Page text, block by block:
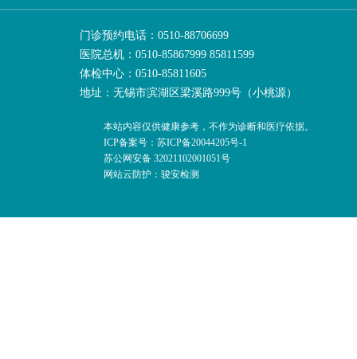
门诊预约电话：0510-88706699
医院总机：0510-85867999 85811599
体检中心：0510-85811605
地址：无锡市滨湖区梁溪路999号（小桃源）
本站内容仅供健康参考，不作为诊断和医疗依据。
ICP备案号：苏ICP备20044205号-1
苏公网安备 32021102001051号
网站云防护：骏安检测